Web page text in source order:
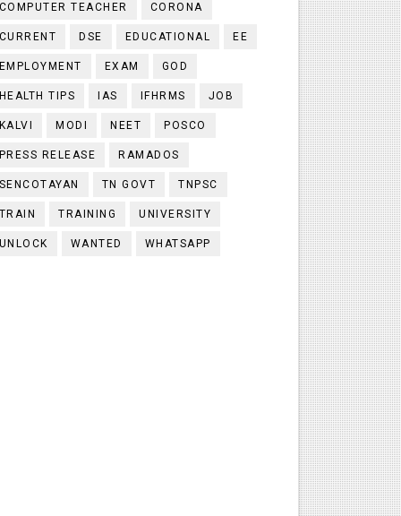
TEACHER CORONA
DSE EDUCATIONAL EE
EXAM GOD
TIPS IAS IFHRMS JOB
MODI NEET POSCO
RELEASE RAMADOS
TN GOVT TNPSC
TRAINING UNIVERSITY
WANTED WHATSAPP